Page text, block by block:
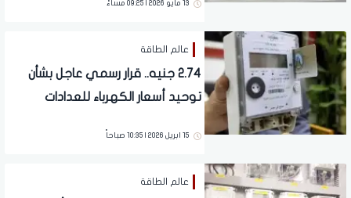
13 مايو 2026 | 09:25 مساءً
عالم الطاقة
2.74 جنيه.. قرار رسمي عاجل بشأن
توحيد أسعار الكهرباء للعدادات
15 ابريل 2026 | 10:35 صباحاً
عالم الطاقة